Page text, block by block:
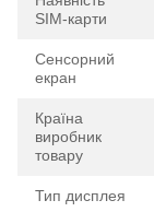
SIM-карти
Сенсорний
екран
Країна
виробник
товару
Тип дисплея